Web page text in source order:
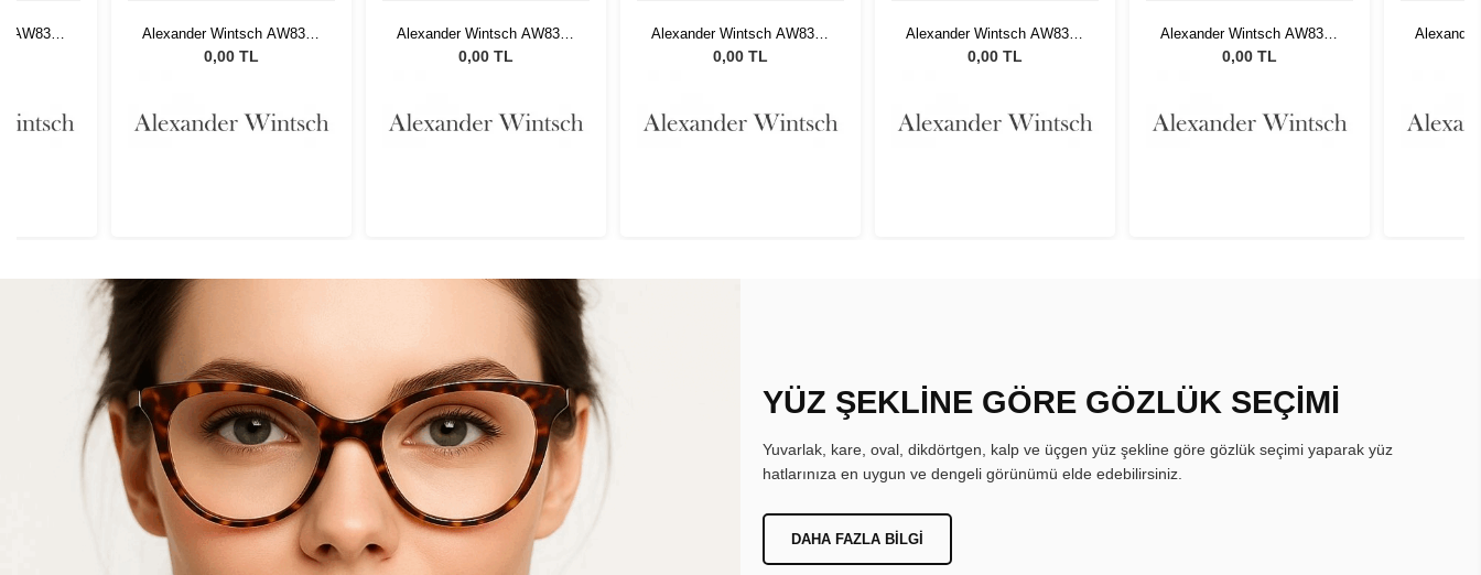
AW8308
Alexander Wintsch AW8308
C4
0,00 TL
Alexander Wintsch AW8308
C4
0,00 TL
Alexander Wintsch AW8308
C4
0,00 TL
Alexander Wintsch AW8308
C4
0,00 TL
Alexander Wintsch AW8308
C4
0,00 TL
YÜZ ŞEKLİNE GÖRE GÖZLÜK SEÇİMİ
Yuvarlak, kare, oval, dikdörtgen, kalp ve üçgen yüz şekline göre gözlük seçimi yaparak yüz
hatlarınıza en uygun ve dengeli görünümü elde edebilirsiniz.
DAHA FAZLA BILGI